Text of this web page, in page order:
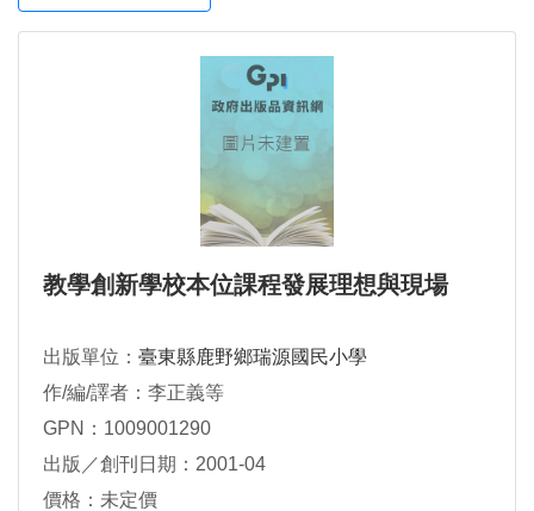
教學創新學校本位課程發展理想與現場
出版單位： 臺東縣鹿野鄉瑞源國民小學
作/編/譯者：李正義等
GPN：1009001290
出版／創刊日期：2001-04
價格：未定價